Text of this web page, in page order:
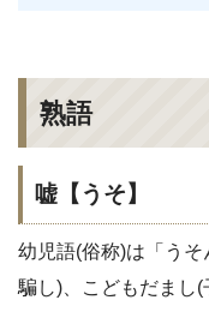
熟語
嘘【うそ】
幼児語(俗称)は「う
騙し)、こどもだまし(